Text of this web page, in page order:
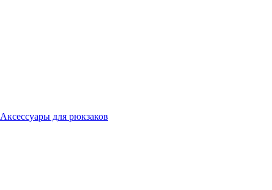
Аксессуары для рюкзаков